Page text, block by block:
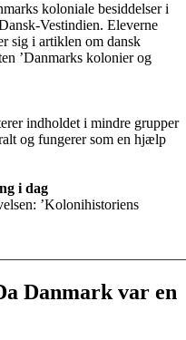
koloniale besiddelser i
Vestindien. Eleverne
sig i artiklen om dansk
’Danmarks kolonier og
indholdet i mindre grupper
og fungerer som en hjælp
i dag
’Kolonihistoriens
Danmark var en